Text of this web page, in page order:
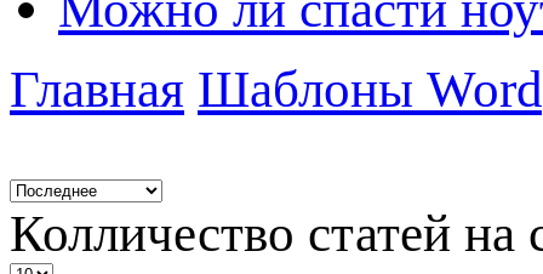
Главная Шаблоны
Колличество статей на